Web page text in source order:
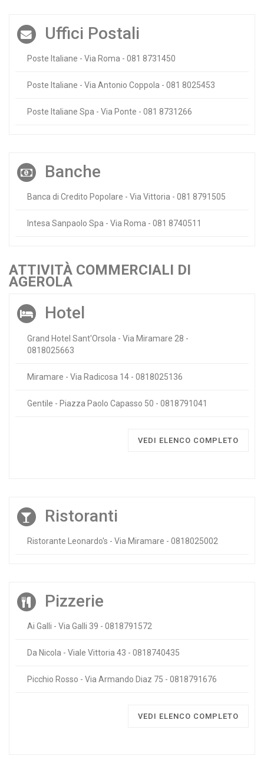
Uffici Postali
Poste Italiane - Via Roma - 081 8731450
Poste Italiane - Via Antonio Coppola - 081 8025453
Poste Italiane Spa - Via Ponte - 081 8731266
Banche
Banca di Credito Popolare - Via Vittoria - 081 8791505
Intesa Sanpaolo Spa - Via Roma - 081 8740511
ATTIVITÀ COMMERCIALI DI
AGEROLA
Hotel
Grand Hotel Sant'Orsola - Via Miramare 28 -
0818025663
Miramare - Via Radicosa 14 - 0818025136
Gentile - Piazza Paolo Capasso 50 - 0818791041
VEDI ELENCO COMPLETO
Ristoranti
Ristorante Leonardo's - Via Miramare - 0818025002
Pizzerie
Ai Galli - Via Galli 39 - 0818791572
Da Nicola - Viale Vittoria 43 - 0818740435
Picchio Rosso - Via Armando Diaz 75 - 0818791676
VEDI ELENCO COMPLETO